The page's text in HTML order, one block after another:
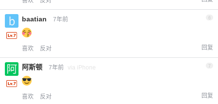
baatian 7年前 6
喜欢 反对 回复
阿斯顿 7年前 via iPhone 7
喜欢 反对 回复